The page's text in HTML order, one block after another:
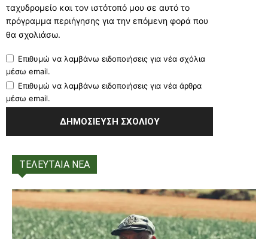
ταχυδρομείο και τον ιστότοπό μου σε αυτό το
πρόγραμμα περιήγησης για την επόμενη φορά που
θα σχολιάσω.
Επιθυμώ να λαμβάνω ειδοποιήσεις για νέα σχόλια
μέσω email.
Επιθυμώ να λαμβάνω ειδοποιήσεις για νέα άρθρα
μέσω email.
ΤΕΛΕΥΤΑΙΑ ΝΕΑ